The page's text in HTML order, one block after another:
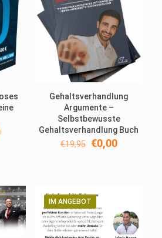
Aktueller
Gehaltsverhandlung
Argumente –
Selbstbewusste
Gehaltsverhandlung Buch
€19,95 Ursprünglicher
€0,00Aktueller
IM ANGEBOT